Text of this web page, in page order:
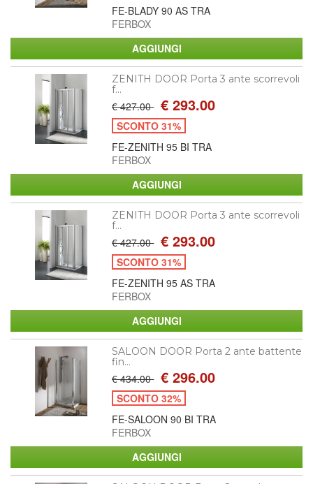
FE-BLADY 90 AS TRA
FERBOX
ZENITH DOOR Porta 3 ante scorrevoli
f...
€ 427.00 € 293.00
SCONTO 31%
FE-ZENITH 95 BI TRA
FERBOX
ZENITH DOOR Porta 3 ante scorrevoli
f...
€ 427.00 € 293.00
SCONTO 31%
FE-ZENITH 95 AS TRA
FERBOX
SALOON DOOR Porta 2 ante battente
fin...
€ 434.00 € 296.00
SCONTO 32%
FE-SALOON 90 BI TRA
FERBOX